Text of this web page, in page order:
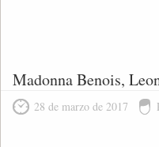
Madonna Benois,
28 de marzo de 2017